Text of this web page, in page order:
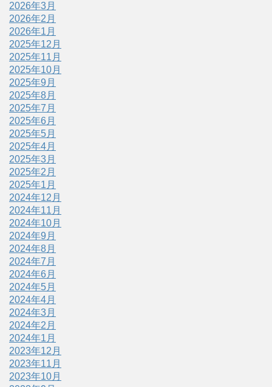
2026年3月
2026年2月
2026年1月
2025年12月
2025年11月
2025年10月
2025年9月
2025年8月
2025年7月
2025年6月
2025年5月
2025年4月
2025年3月
2025年2月
2025年1月
2024年12月
2024年11月
2024年10月
2024年9月
2024年8月
2024年7月
2024年6月
2024年5月
2024年4月
2024年3月
2024年2月
2024年1月
2023年12月
2023年11月
2023年10月